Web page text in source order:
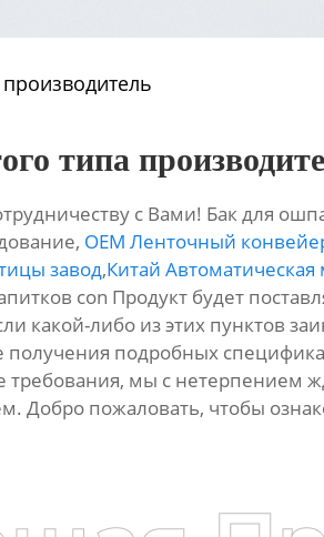
типа
с Вами! Бак для
OEM Ленточный
завод,Китай Автоматическая
con Продукт будет
какой-либо из этих пунктов
подробных
требования, мы с
Добро пожаловать, чтобы